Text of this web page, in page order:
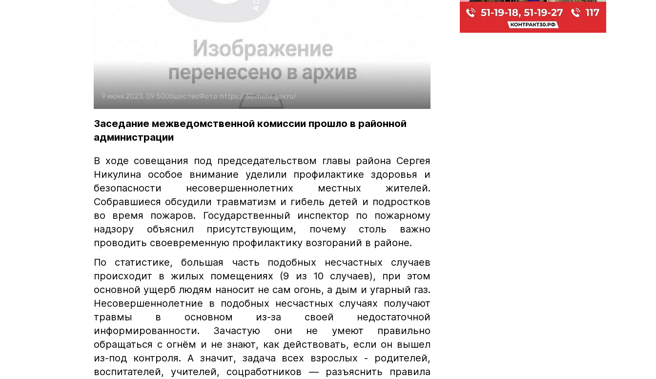
9 июня 2023, 09:50ОбществоФото: https://30.mchs.gov.ru/
Заседание межведомственной комиссии прошло в районной
администрации
В ходе совещания под председательством главы района Сергея
Никулина особое внимание уделили профилактике здоровья и
безопасности несовершеннолетних местных жителей.
Собравшиеся обсудили травматизм и гибель детей и подростков
во время пожаров. Государственный инспектор по пожарному
надзору объяснил присутствующим, почему столь важно
проводить своевременную профилактику возгораний в районе.
По статистике, большая часть подобных несчастных случаев
происходит в жилых помещениях (9 из 10 случаев), при этом
основной ущерб людям наносит не сам огонь, а дым и угарный газ.
Несовершеннолетние в подобных несчастных случаях получают
травмы в основном из-за своей недостаточной
информированности. Зачастую они не умеют правильно
обращаться с огнём и не знают, как действовать, если он вышел
из-под контроля. А значит, задача всех взрослых - родителей,
воспитателей, учителей, соцработников — разъяснить правила